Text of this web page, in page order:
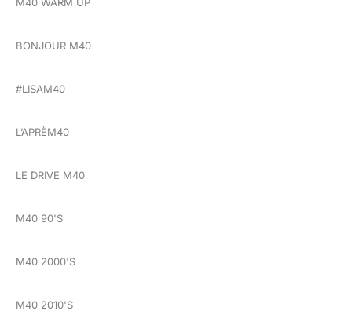
BONJOUR M40
#LISAM40
L’APRÈM40
LE DRIVE M40
M40 90'S
M40 2000'S
M40 2010'S